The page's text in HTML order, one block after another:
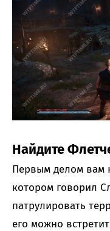
Найдите
Первым делом вам
котором говорил
патрулировать
его можно